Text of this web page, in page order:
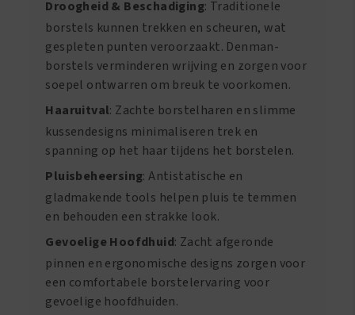
Droogheid & Beschadiging: Traditionele
borstels kunnen trekken en scheuren, wat
gespleten punten veroorzaakt. Denman-
borstels verminderen wrijving en zorgen voor
soepel ontwarren om breuk te voorkomen.
Haaruitval: Zachte borstelharen en slimme
kussendesigns minimaliseren trek en
spanning op het haar tijdens het borstelen.
Pluisbeheersing: Antistatische en
gladmakende tools helpen pluis te temmen
en behouden een strakke look.
Gevoelige Hoofdhuid: Zacht afgeronde
pinnen en ergonomische designs zorgen voor
een comfortabele borstelervaring voor
gevoelige hoofdhuiden.